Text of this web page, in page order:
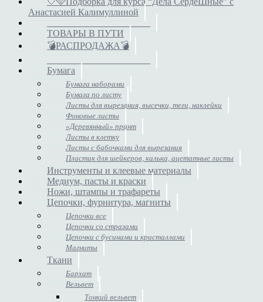
Анастасией Калимуллиной
______________________
ТОВАРЫ В ПУТИ
💣РАСПРОДАЖА💣
______________________
Бумага
Бумага наборами
Бумага по листу
Листы для вырезания, высечки, теги, наклейки
Фоновые листы
«Деревянный» принт
Листы в клетку
Листы с бабочками для вырезания
Пластик для шейкеров, калька, ацетатные листы
Инструменты и клеевые материалы
Медиум, пасты и краски
Ножи, штампы и трафареты
Цепочки, фурнитура, магниты
Цепочки все
Цепочки со стразами
Цепочки с бусинами и кристаллами
Магниты
Ткани
Бархат
Вельвет
Тонкий вельвет